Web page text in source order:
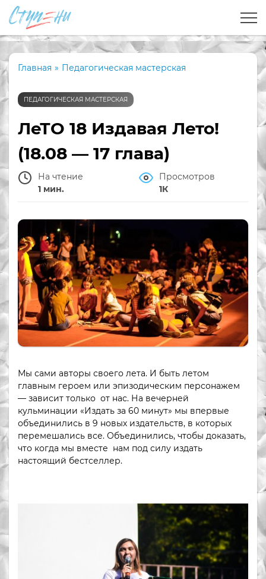
Главная » Педагогическая мастерская
ПЕДАГОГИЧЕСКАЯ МАСТЕРСКАЯ
ЛеТО 18 Издавая Лето!
(18.08 — 17 глава)
На чтение
1 мин.
Просмотров
1К
Мы сами авторы своего лета. И быть летом
главным героем или эпизодическим персонажем
— зависит только от нас. На вечерней
кульминации «Издать за 60 минут» мы впервые
объединились в 9 новых издательств, в которых
перемешались все. Объединились, чтобы доказать,
что когда мы вместе нам под силу издать
настоящий бестселлер.